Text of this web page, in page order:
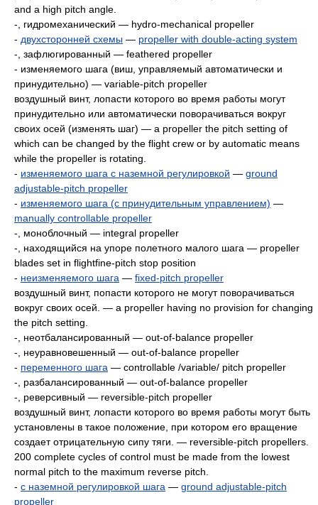
and a high pitch angle.
-, гидромеханический — hydro-mechanical propeller
- двухсторонней схемы — propeller with double-acting system
-, зафлюгированный — feathered propeller
- изменяемого шага (виш, управляемый автоматически и
принудительно) — variable-pitch propeller
воздушный винт, лопасти которого во время работы могут
принудительно или автоматически поворачиваться вокруг
своих осей (изменять шаг) — a propeller the pitch setting of
which can be changed by the flight crew or by automatic means
while the propeller is rotating.
- изменяемого шага с наземной регулировкой — ground
adjustable-pitch propeller
- изменяемого шага (с принудительным управлением) —
manually controllable propeller
-, моноблочный — integral propeller
-, находящийся на упоре полетного малого шага — propeller
blades set in flightfine-pitch stop position
- неизменяемого шага — fixed-pitch propeller
воздушный винт, попасти которого не могут поворачиваться
вокруг своих осей. — a propeller having no provision for changing
the pitch setting.
-, неотбалансированный — out-of-balance propeller
-, неуравновешенный — out-of-balance propeller
- переменного шага — controllable /variable/ pitch propeller
-, разбалансированный — out-of-balance propeller
-, реверсивный — reversible-pitch propeller
воздушный винт, лопасти которого во время работы могут быть
установлены в такое положение, при котором его вращение
создает отрицательную сипу тяги. — reversible-pitch propellers.
200 complete cycles of control must be made from the lowest
normal pitch to the maximum reverse pitch.
- с наземной регулировкой шага — ground adjustable-pitch
propeller